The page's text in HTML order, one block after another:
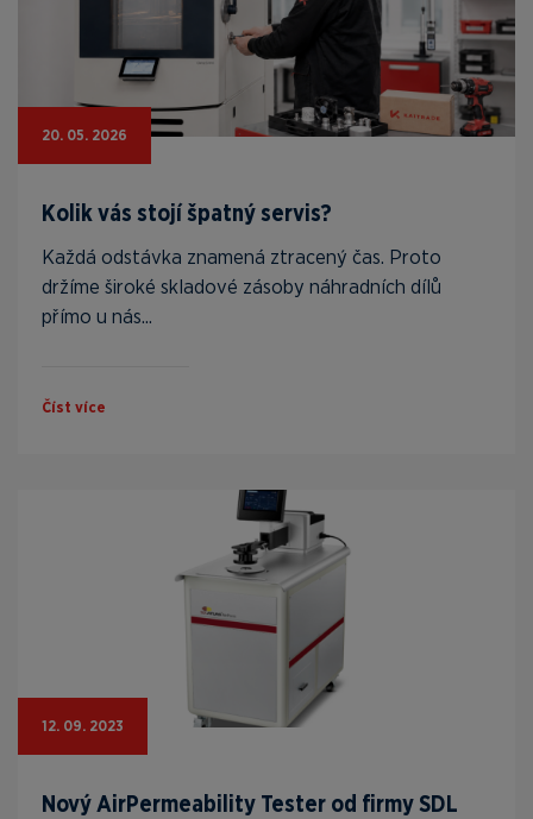
20. 05. 2026
Kolik vás stojí špatný servis?
Každá odstávka znamená ztracený čas. Proto
držíme široké skladové zásoby náhradních dílů
přímo u nás...
Číst více
12. 09. 2023
Nový AirPermeability Tester od firmy SDL